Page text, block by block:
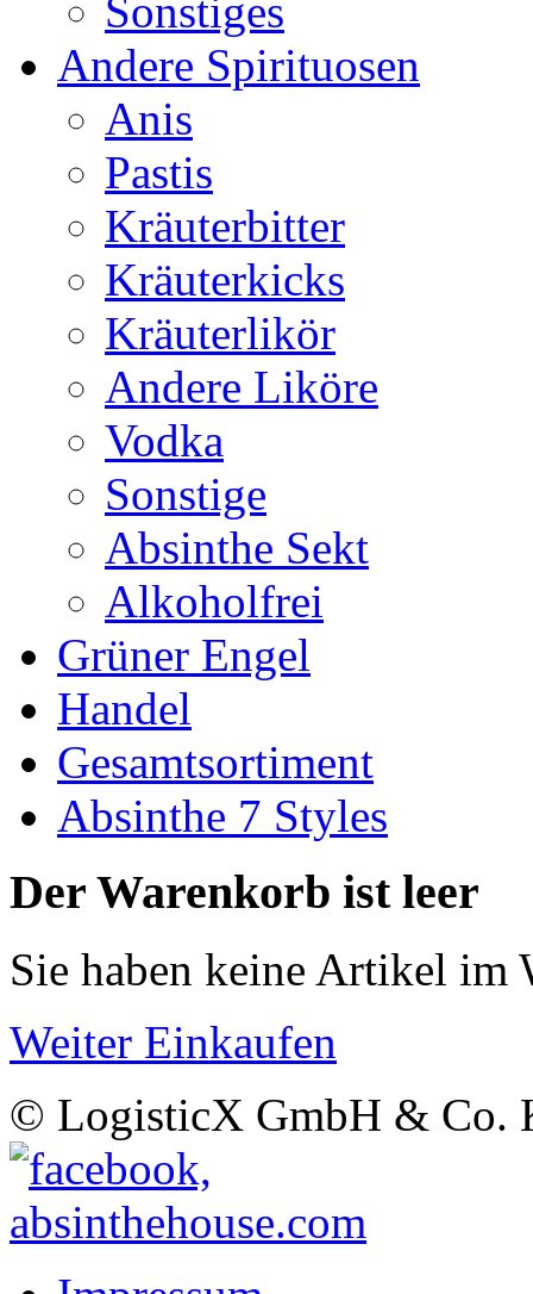
Sonstiges
Andere Spirituosen
Anis
Pastis
Kräuterbitter
Kräuterkicks
Kräuterlikör
Andere Liköre
Vodka
Sonstige
Absinthe Sekt
Alkoholfrei
Grüner Engel
Handel
Gesamtsortiment
Absinthe 7 Styles
Der Warenkorb ist leer
Sie haben keine Artikel im
Weiter Einkaufen
© LogisticX GmbH & Co.